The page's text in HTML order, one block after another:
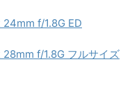
f/1.8G ED
f/1.8G フルサイズ